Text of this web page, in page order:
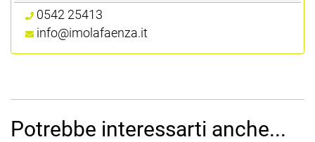
0542 25413
info@imolafaenza.it
Potrebbe interessarti anche...